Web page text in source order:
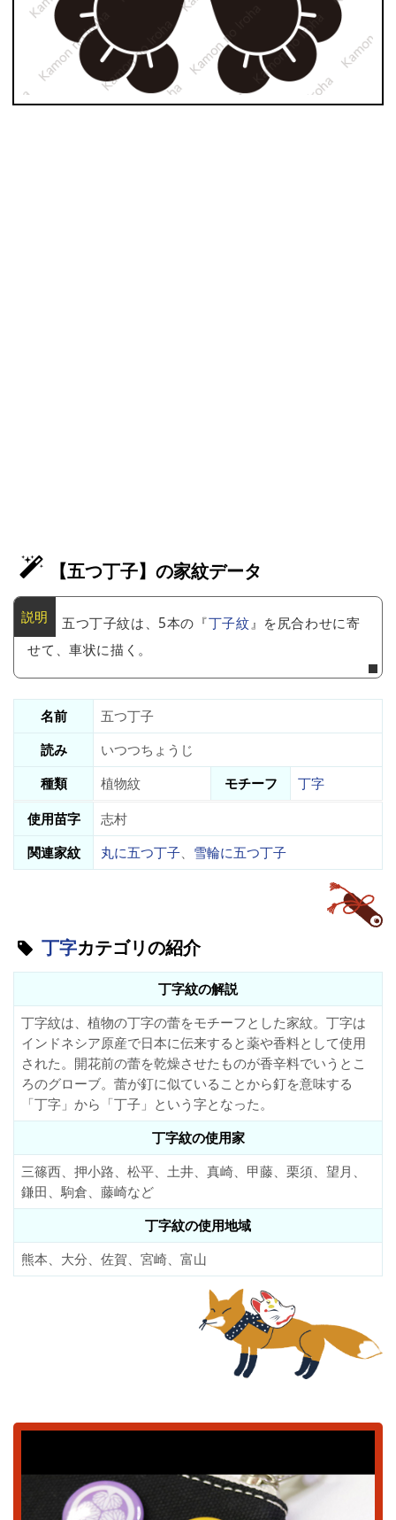
【五つ丁子】の家紋データ
五つ丁子紋は、5本の『丁子紋』を尻合わせに寄
せて、車状に描く。
名前
五つ丁子
読み
いつつちょうじ
種類
植物紋 モチーフ
丁字
使用苗字
志村
関連家紋
丸に五つ丁子、 雪輪に五つ丁子
丁字カテゴリの紹介
丁字紋の解説
丁字紋は、植物の丁字の蕾をモチーフとした家紋。丁字は
インドネシア原産で日本に伝来すると薬や香料として使用
された。開花前の蕾を乾燥させたものが香辛料でいうとこ
ろのグローブ。蕾が釘に似ていることから釘を意味する
「丁字」から「丁子」という字となった。
丁字紋の使用家
三篠西、押小路、松平、土井、真崎、甲藤、栗須、望月、
鎌田、駒倉、藤崎など
丁字紋の使用地域
熊本、大分、佐賀、宮崎、富山